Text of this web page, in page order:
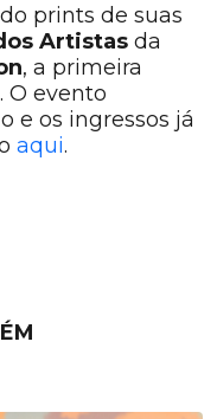
prints de suas
Artistas da
, a primeira
O evento
e os ingressos já
aqui.